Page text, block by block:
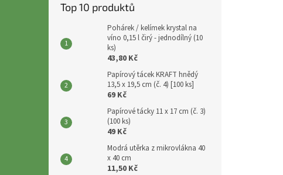
Top 10 produktů
Pohárek / kelímek krystal na
víno 0,15 l čirý - jednodílný (10
ks)
43,80 Kč
Papírový tácek KRAFT hnědý
13,5 x 19,5 cm (č. 4) [100 ks]
69 Kč
Papírové tácky 11 x 17 cm (č. 3)
(100 ks)
49 Kč
Modrá utěrka z mikrovlákna 40
x 40 cm
11,50 Kč